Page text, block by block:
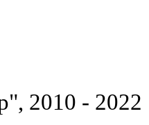
2010 - 2022